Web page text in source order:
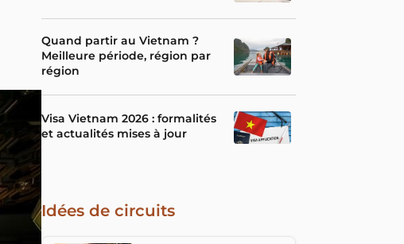
Quand partir au Vietnam ?
Meilleure période, région par
région
Visa Vietnam 2026 : formalités
et actualités mises à jour
Idées de circuits